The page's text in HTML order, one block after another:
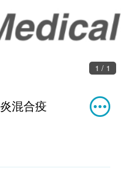
1 / 1
混合疫